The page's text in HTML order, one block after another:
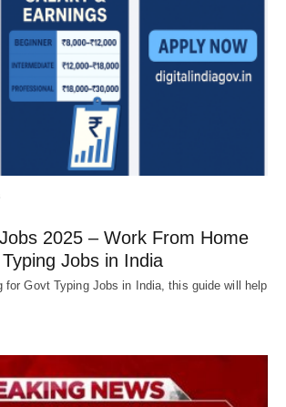
2025 – Work From Home
Jobs in India
for Govt Typing Jobs in India, this guide will help